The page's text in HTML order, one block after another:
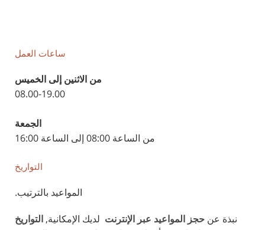
ساعات العمل
من الاثنين إلى الخميس
08.00-19.00
الجمعة
من الساعة 08:00 إلى الساعة 16:00
التواريخ
المواعيد بالترتيب.
نبذة عن حجز المواعيد عبر الإنترنت لديك الإمكانية,التواريخ